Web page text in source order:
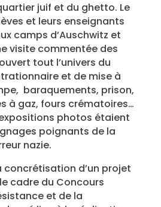
juif et du ghetto. Le
et leurs enseignants
camps d’Auschwitz et
visite commentée des
tout l’univers du
et de mise à
baraquements, prison,
à gaz, fours crématoires…
photos étaient
poignants de la
nazie.
concrétisation d’un projet
cadre du Concours
et de la